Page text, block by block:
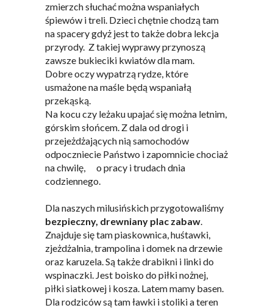
zmierzch słuchać można wspaniałych
śpiewów i treli. Dzieci chętnie chodzą tam
na spacery gdyż jest to także dobra lekcja
przyrody. Z takiej wyprawy przynoszą
zawsze bukieciki kwiatów dla mam.
Dobre oczy wypatrzą rydze, które
usmażone na maśle będą wspaniałą
przekąską.
Na kocu czy leżaku upajać się można letnim,
górskim słońcem. Z dala od drogi i
przejeżdżających nią samochodów
odpoczniecie Państwo i zapomnicie chociaż
na chwilę, o pracy i trudach dnia
codziennego.
Dla naszych milusińskich przygotowaliśmy
bezpieczny, drewniany plac zabaw.
Znajduje się tam piaskownica, huśtawki,
zjeżdżalnia, trampolina i domek na drzewie
oraz karuzela. Są także drabikni i linki do
wspinaczki. Jest boisko do piłki nożnej,
piłki siatkowej i kosza. Latem mamy basen.
Dla rodziców są tam ławki i stoliki a teren